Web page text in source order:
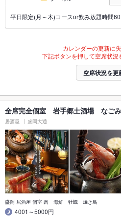
平日限定(月～木)コースor飲み放題時間
カレンダーの更新に
下記ボタンを押して空席状況
空席状況を更
全席完全個室 岩手郷土酒場 なご
居酒屋 盛岡大通
盛岡 居酒屋 個室 肉 海鮮 牡蠣 焼き鳥
4001～5000円